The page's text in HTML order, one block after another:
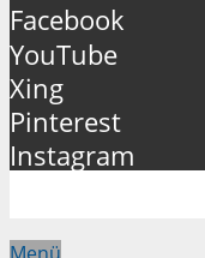
Facebook
YouTube
Xing
Pinterest
Instagram